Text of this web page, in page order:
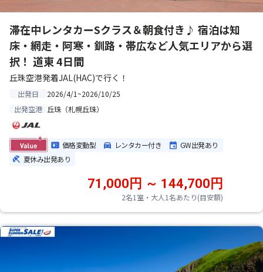
滞在中レンタカーSクラス＆朝食付き♪ 宿泊は知
床・網走・阿寒・釧路・帯広など人気エリアから選
択！ 道東 4日間
丘珠空港発着JAL(HAC)で行く！
出発日
2026/4/1~2026/10/25
出発空港 丘珠（札幌丘珠）
価格変動型 レンタカー付き
GW出発あり
夏休み出発あり
2名1室・大人1名あたり(目安額)
71,000円 ～ 144,700円